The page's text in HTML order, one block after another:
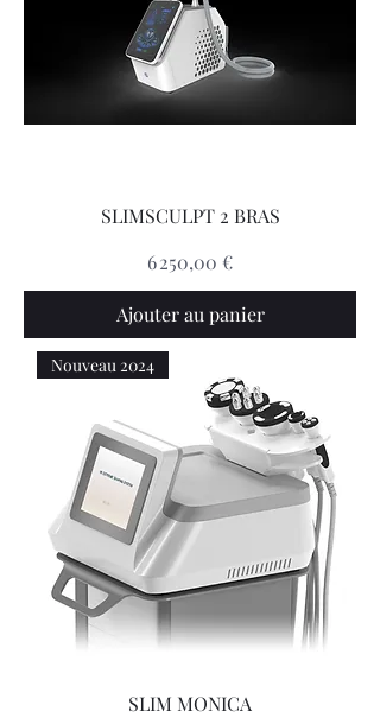
SLIMSCULPT 2 BRAS
Prix
6 250,00 €
Ajouter au panier
Nouveau 2024
SLIM MONICA